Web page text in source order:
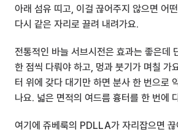
아래 섬유 띠고, 이걸 끊어주지 않으면 어
다시 같은 자리로 끌려 내려가요.
전통적인 바늘 서브시전은 효과는 좋은데
한 점씩 다뤄야 하고, 멍과 붓기가 며칠 가
터 위에 갖다 대기만 하면 분사 한 번으로
나요. 넓은 면적의 여드름 흉터를 한 번에
여기에 쥬베룩의 PDLLA가 자리잡으면 끊